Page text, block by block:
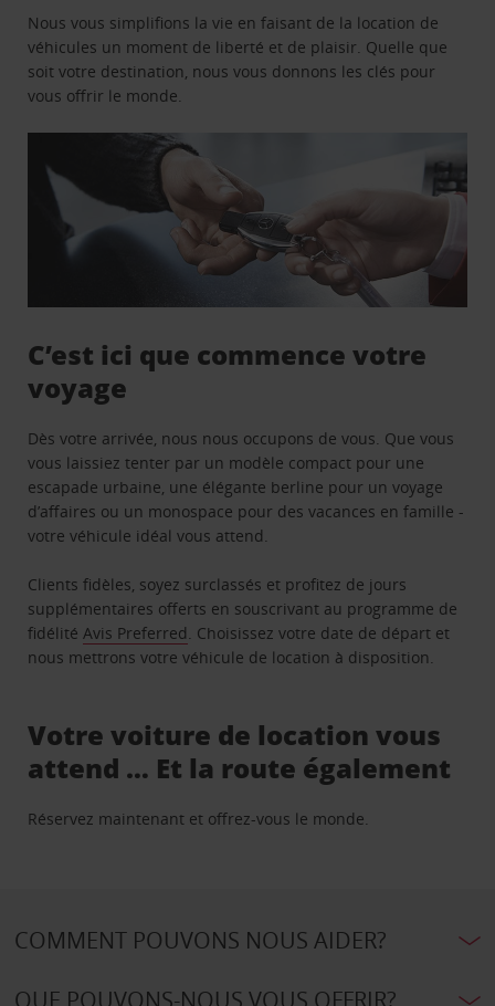
Nous vous simplifions la vie en faisant de la location de
véhicules un moment de liberté et de plaisir. Quelle que
soit votre destination, nous vous donnons les clés pour
vous offrir le monde.
C’est ici que commence votre
voyage
Dès votre arrivée, nous nous occupons de vous. Que vous
vous laissiez tenter par un modèle compact pour une
escapade urbaine, une élégante berline pour un voyage
d’affaires ou un monospace pour des vacances en famille -
votre véhicule idéal vous attend.
Clients fidèles, soyez surclassés et profitez de jours
supplémentaires offerts en souscrivant au programme de
fidélitéAvis Preferred. Choisissez votre date de départ et
nous mettrons votre véhicule de location à disposition.
Votre voiture de location vous
attend … Et la route également
Réservez maintenant et offrez-vous le monde.
COMMENT POUVONS NOUS AIDER?
QUE POUVONS-NOUS VOUS OFFRIR?